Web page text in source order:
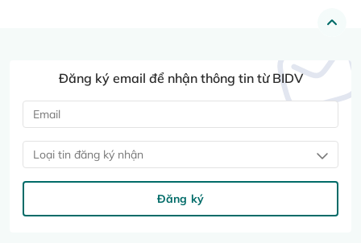
Đăng ký email để nhận thông tin từ BIDV
Loại tin đăng ký nhận
Đăng ký